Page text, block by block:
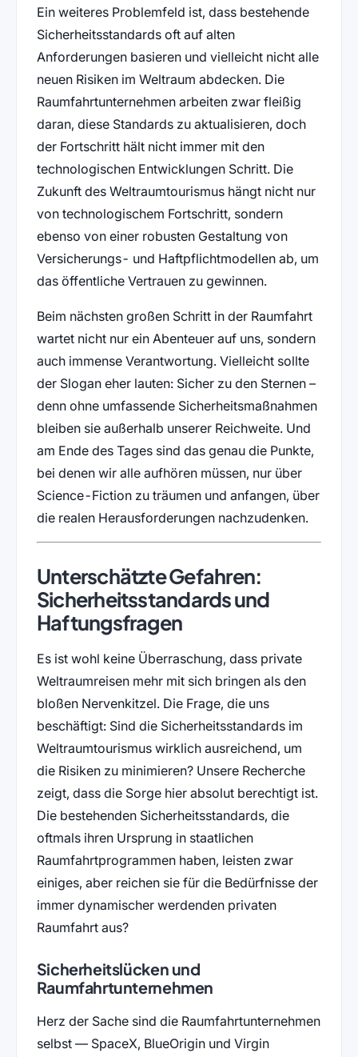
Ein weiteres Problemfeld ist, dass bestehende
Sicherheitsstandards oft auf alten
Anforderungen basieren und vielleicht nicht alle
neuen Risiken im Weltraum abdecken. Die
Raumfahrtunternehmen arbeiten zwar fleißig
daran, diese Standards zu aktualisieren, doch
der Fortschritt hält nicht immer mit den
technologischen Entwicklungen Schritt. Die
Zukunft des Weltraumtourismus hängt nicht nur
von technologischem Fortschritt, sondern
ebenso von einer robusten Gestaltung von
Versicherungs- und Haftpflichtmodellen ab, um
das öffentliche Vertrauen zu gewinnen.
Beim nächsten großen Schritt in der Raumfahrt
wartet nicht nur ein Abenteuer auf uns, sondern
auch immense Verantwortung. Vielleicht sollte
der Slogan eher lauten: Sicher zu den Sternen –
denn ohne umfassende Sicherheitsmaßnahmen
bleiben sie außerhalb unserer Reichweite. Und
am Ende des Tages sind das genau die Punkte,
bei denen wir alle aufhören müssen, nur über
Science-Fiction zu träumen und anfangen, über
die realen Herausforderungen nachzudenken.
Unterschätzte Gefahren:
Sicherheitsstandards und
Haftungsfragen
Es ist wohl keine Überraschung, dass private
Weltraumreisen mehr mit sich bringen als den
bloßen Nervenkitzel. Die Frage, die uns
beschäftigt: Sind die Sicherheitsstandards im
Weltraumtourismus wirklich ausreichend, um
die Risiken zu minimieren? Unsere Recherche
zeigt, dass die Sorge hier absolut berechtigt ist.
Die bestehenden Sicherheitsstandards, die
oftmals ihren Ursprung in staatlichen
Raumfahrtprogrammen haben, leisten zwar
einiges, aber reichen sie für die Bedürfnisse der
immer dynamischer werdenden privaten
Raumfahrt aus?
Sicherheitslücken und
Raumfahrtunternehmen
Herz der Sache sind die Raumfahrtunternehmen
selbst — SpaceX, BlueOrigin und Virgin